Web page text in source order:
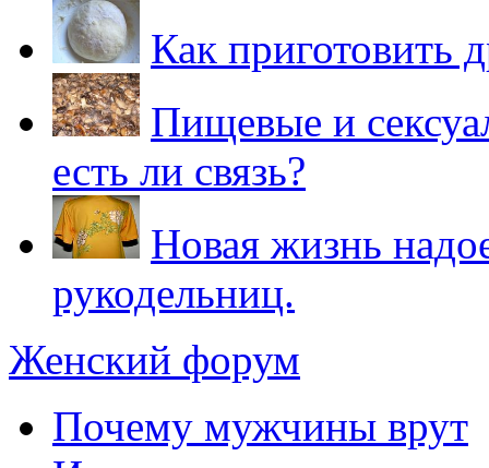
Как приготовить
Пищевые и
есть ли связь?
Новая жизнь
рукодельниц.
Женский форум
Почему мужчины врут